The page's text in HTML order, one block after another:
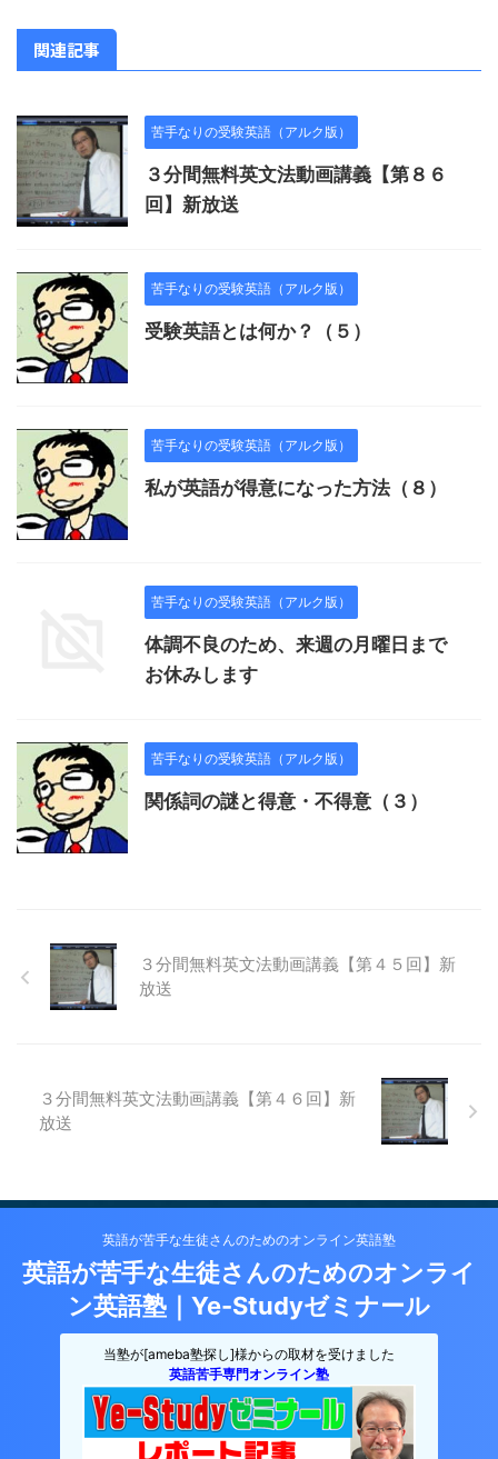
関連記事
苦手なりの受験英語（アルク版）
３分間無料英文法動画講義【第８６
回】新放送
苦手なりの受験英語（アルク版）
受験英語とは何か？（５）
苦手なりの受験英語（アルク版）
私が英語が得意になった方法（８）
苦手なりの受験英語（アルク版）
体調不良のため、来週の月曜日まで
お休みします
苦手なりの受験英語（アルク版）
関係詞の謎と得意・不得意（３）
３分間無料英文法動画講義【第４５回】新
放送
３分間無料英文法動画講義【第４６回】新
放送
英語が苦手な生徒さんのためのオンライン英語塾
英語が苦手な生徒さんのためのオンライ
ン英語塾｜Ye-Studyゼミナール
当塾が[ameba塾探し]様からの取材を受けました
英語苦手専門オンライン塾